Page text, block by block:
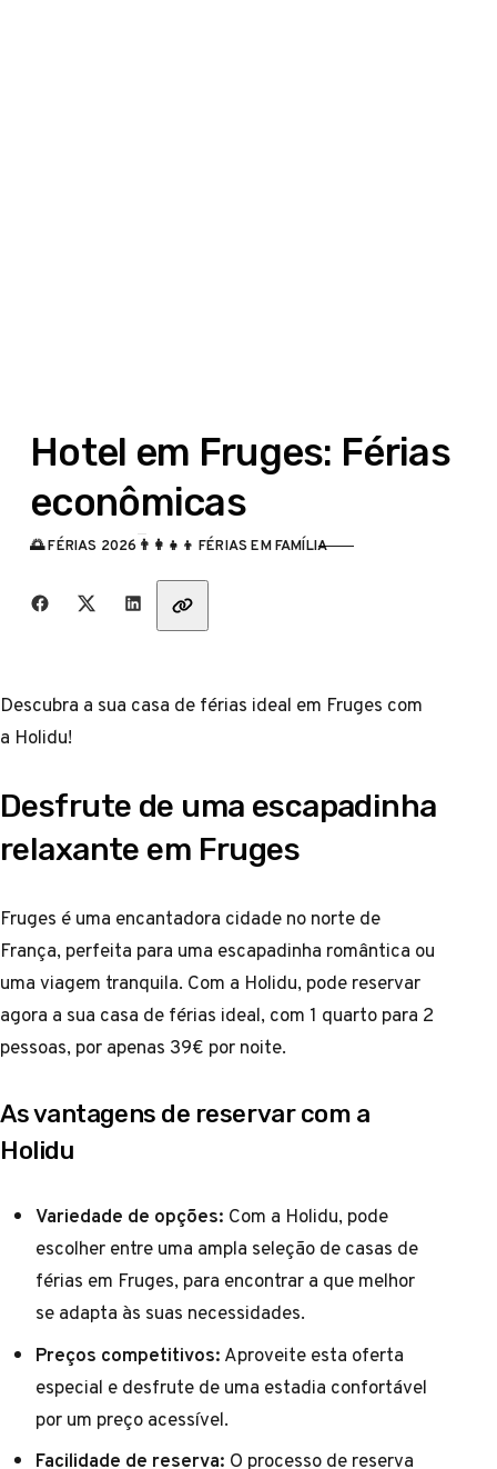
Hotel em Fruges: Férias
econômicas
CATEGORIA
🌅 FÉRIAS 2026 👨‍👩‍👧‍👦 FÉRIAS EM FAMÍLIA
Partilha com amigos
Descubra a sua casa de férias ideal em Fruges com
a Holidu!
Desfrute de uma escapadinha
relaxante em Fruges
Fruges é uma encantadora cidade no norte de
França, perfeita para uma escapadinha romântica ou
uma viagem tranquila. Com a Holidu, pode reservar
agora a sua casa de férias ideal, com 1 quarto para 2
pessoas, por apenas 39€ por noite.
As vantagens de reservar com a
Holidu
Variedade de opções: Com a Holidu, pode
escolher entre uma ampla seleção de casas de
férias em Fruges, para encontrar a que melhor
se adapta às suas necessidades.
Preços competitivos:Aproveite esta oferta
especial e desfrute de uma estadia confortável
por um preço acessível.
Facilidade de reserva: O processo de reserva